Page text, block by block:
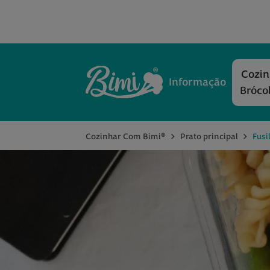
Informação
Cozinhar Com Bimi® Prato principal